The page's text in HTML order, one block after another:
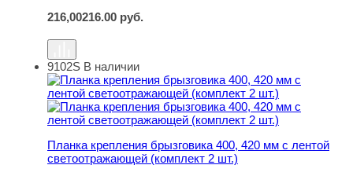
216,00216.00 руб.
Планка крепления брызговика 400, 420 мм с лентой
9102S В наличии
Планка крепления брызговика 400, 420 мм с лентой
светоотражающей (комплект 2 шт.)